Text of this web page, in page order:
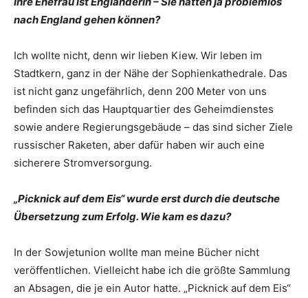
nach England gehen können?
Ich wollte nicht, denn wir lieben Kiew. Wir leben im
Stadtkern, ganz in der Nähe der Sophienkathedrale. Das
ist nicht ganz ungefährlich, denn 200 Meter von uns
befinden sich das Hauptquartier des Geheimdienstes
sowie andere Regierungsgebäude – das sind sicher Ziele
russischer Raketen, aber dafür haben wir auch eine
sicherere Stromversorgung.
„Picknick auf dem Eis“ wurde erst durch die deutsche
Übersetzung zum Erfolg. Wie kam es dazu?
In der Sowjetunion wollte man meine Bücher nicht
veröffentlichen. Vielleicht habe ich die größte Sammlung
an Absagen, die je ein Autor hatte. „Picknick auf dem Eis“